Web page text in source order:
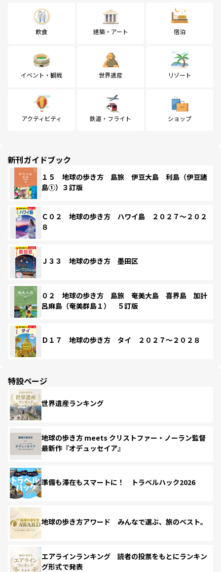
飲食 建築・アート 宿泊
イベント・観戦 世界遺産 リゾート
アクティビティ 鉄道・フライト ショップ
新刊ガイドブック
１５ 地球の歩き方 島旅 伊豆大島 利島（伊豆諸
島①）３訂版
Ｃ０２ 地球の歩き方 ハワイ島 ２０２７～２０２
８
Ｊ３３ 地球の歩き方 墨田区
０２ 地球の歩き方 島旅 奄美大島 喜界島 加計
呂麻島（奄美群島１） ５訂版
Ｄ１７ 地球の歩き方 タイ ２０２７～２０２８
特設ページ
世界遺産ランキング
地球の歩き方 meets クリストファー・ノーラン監督
最新作『オデュッセイア』
準備も滞在もスマートに！ トラベルハック2026
地球の歩き方アワード みんなで選ぶ、旅のベスト。
エアラインランキング 読者の投票をもとにランキン
グ形式で発表